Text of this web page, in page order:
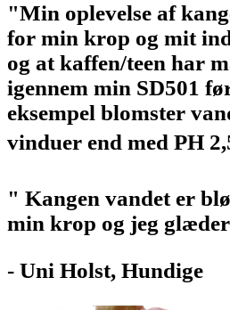
"Min oplevelse af
for min krop og mit
og at kaffen/teen har
igennem min SD501
eksempel blomster
vinduer end med PH
" Kangen vandet er
min krop og jeg
- Uni Holst, Hundige